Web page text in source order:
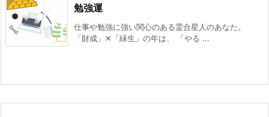
勉強運
仕事や勉強に強い関心のある霊合星人のあなた。
「財成」✕「緑生」の年は、 「やる ...